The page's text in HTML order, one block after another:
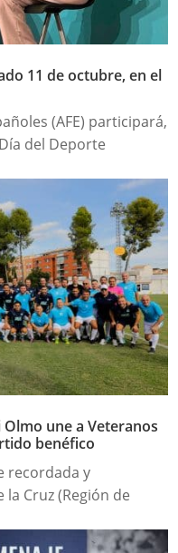
11 de octubre, en el
(AFE) participará,
del Deporte
une a Veteranos
benéfico
recordada y
Cruz (Región de